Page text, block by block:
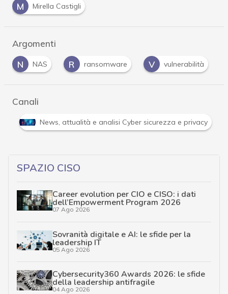
M
Mirella Castigli
Argomenti
R
ransomware V vulnerabilità Z Zero day
Canali
Attacchi hacker e Malware: le ultime news in tempo
SPAZIO CISO
Career evolution per CIO e CISO: i dati
dell’Empowerment Program 2026
07 Ago 2026
Sovranità digitale e AI: le sfide per la
leadership IT
05 Ago 2026
Cybersecurity360 Awards 2026: le sfide
della leadership antifragile
04 Ago 2026